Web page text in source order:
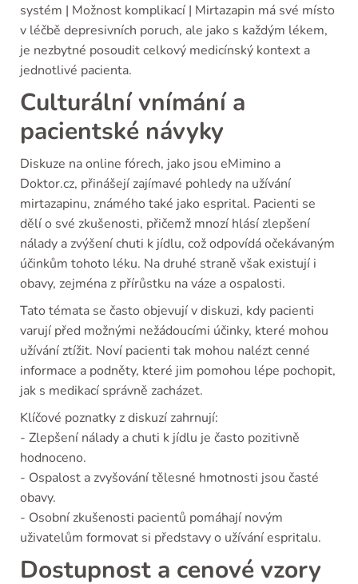
systém | Možnost komplikací | Mirtazapin má své místo
v léčbě depresivních poruch, ale jako s každým lékem,
je nezbytné posoudit celkový medicínský kontext a
jednotlivé pacienta.
Culturální vnímání a
pacientské návyky
Diskuze na online fórech, jako jsou eMimino a
Doktor.cz, přinášejí zajímavé pohledy na užívání
mirtazapinu, známého také jako esprital. Pacienti se
dělí o své zkušenosti, přičemž mnozí hlásí zlepšení
nálady a zvýšení chuti k jídlu, což odpovídá očekávaným
účinkům tohoto léku. Na druhé straně však existují i
obavy, zejména z přírůstku na váze a ospalosti.
Tato témata se často objevují v diskuzi, kdy pacienti
varují před možnými nežádoucími účinky, které mohou
užívání ztížit. Noví pacienti tak mohou nalézt cenné
informace a podněty, které jim pomohou lépe pochopit,
jak s medikací správně zacházet.
Klíčové poznatky z diskuzí zahrnují:
- Zlepšení nálady a chuti k jídlu je často pozitivně
hodnoceno.
- Ospalost a zvyšování tělesné hmotnosti jsou časté
obavy.
- Osobní zkušenosti pacientů pomáhají novým
uživatelům formovat si představy o užívání espritalu.
Dostupnost a cenové vzory